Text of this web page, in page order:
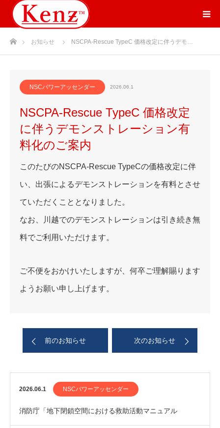
ホームお知らせ NSCPA-Rescue TypeC 価格改定に伴うデモ…
NSCパワーアッセンダー 2026.06.1
NSCPA-Rescue TypeC 価格改定
に伴うデモンストレーション有
料化のご案内
このたびのNSCPA-Rescue TypeCの価格改定に伴
い、出張によるデモンストレーションを有料とさせ
ていただくこととなりました。
なお、川越でのデモンストレーションは引き続き無
料でご利用いただけます。
ご不便をおかけいたしますが、何卒ご理解賜ります
ようお願い申し上げます。
前のお知らせ 次のお知らせ
2026.06.1 NSCパワーアッセンダー
消防庁「地下閉鎖空間における救助活動マニュアル